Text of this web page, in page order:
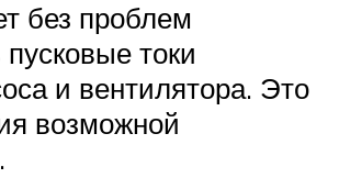
без проблем
токи
и вентилятора. Это
возможной